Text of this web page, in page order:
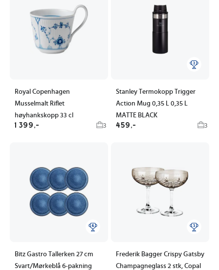
Royal Copenhagen
Musselmalt Riflet
høyhankskopp 33 cl
1 399,- 3
Stanley Termokopp Trigger
Action Mug 0,35 L 0,35 L
MATTE BLACK
459,- 3
Bitz Gastro Tallerken 27 cm
Svart/Mørkeblå 6-pakning
Frederik Bagger Crispy Gatsby
Champagneglass 2 stk, Copal